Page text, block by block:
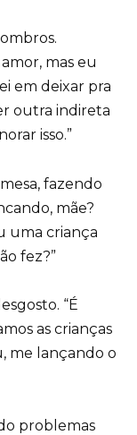
mas eu
em deixar pra
outra indireta
isso.”
fazendo
mãe?
uma criança
fez?”
“É
as crianças
me lançando o
problemas